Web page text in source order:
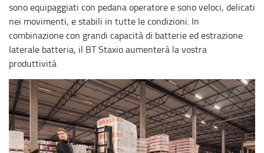
sono equipaggiati con pedana operatore e sono veloci, delicati
nei movimenti, e stabili in tutte le condizioni. In
combinazione con grandi capacità di batterie ed estrazione
laterale batteria, il BT Staxio aumenterà la vostra
produttività